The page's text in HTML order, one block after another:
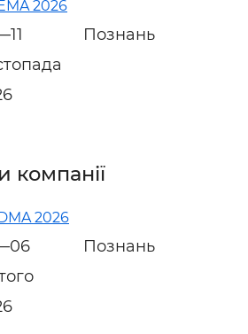
2026
Познань
компанії
2026
Познань